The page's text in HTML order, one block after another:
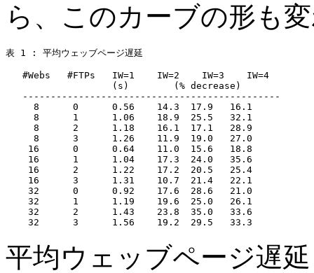
ら、このカーブの形も
表 1 : 平均ウェッブページ遅延
   #Webs   #FTPs   IW=1    IW=2    IW=3    IW=4
                   (s)        (% decrease)
   ----------------------------------------------
     8      0      0.56    14.3  17.9   16.1
     8      1      1.06    18.9  25.5   32.1
     8      2      1.18    16.1  17.1   28.9
     8      3      1.26    11.9  19.0   27.0
    16      0      0.64    11.0  15.6   18.8
    16      1      1.04    17.3  24.0   35.6
    16      2      1.22    17.2  20.5   25.4
    16      3      1.31    10.7  21.4   22.1
    32      0      0.92    17.6  28.6   21.0
    32      1      1.19    19.6  25.0   26.1
    32      2      1.43    23.8  35.0   33.6
平均ウェッブページ遅